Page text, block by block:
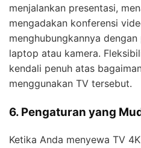
menjalankan presentasi,
mengadakan konferensi
menghubungkannya
laptop atau kamera.
kendali penuh atas
menggunakan TV tersebut.
6. Pengaturan yang
Ketika Anda menyewa TV